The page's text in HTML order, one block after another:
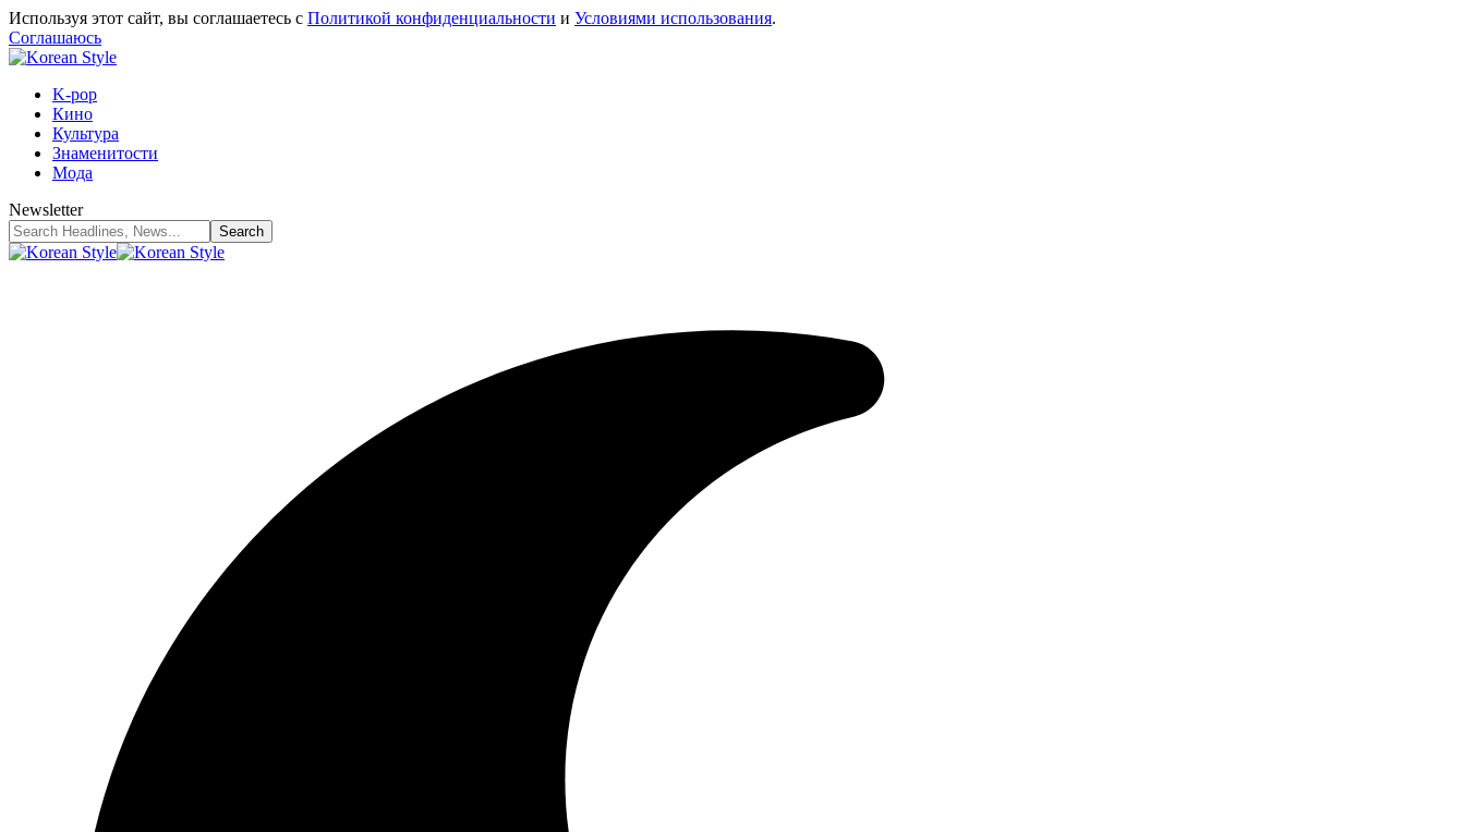
Используя этот сайт, вы соглашаетесь с Политикой конфиденциальности и Условиями использования.
Соглашаюсь
K-pop
Кино
Культура
Знаменитости
Мода
Newsletter